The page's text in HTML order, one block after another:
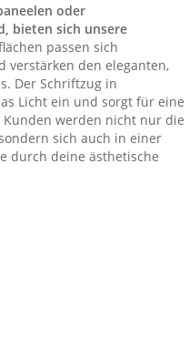
oder
bieten sich unsere
passen sich
verstärken den eleganten,
Der Schriftzug in
Licht ein und sorgt für eine
werden nicht nur die
sich auch in einer
durch deine ästhetische